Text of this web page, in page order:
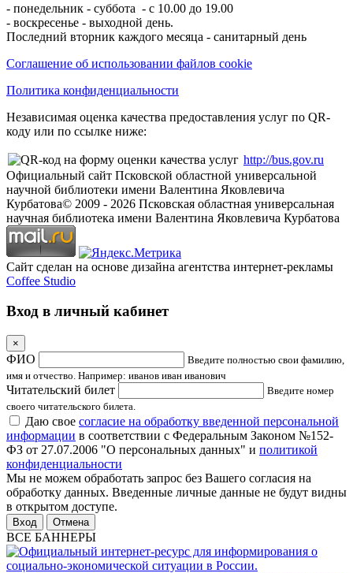
- понедельник - суббота - с 10.00 до 19.00
- воскресенье - выходной день.
Последний вторник каждого месяца - санитарный день
Соглашение об использовании файлов cookie
Политика конфиденциальности
Независимая оценка качества предоставления услуг по QR-
коду или по ссылке ниже:
http://bus.gov.ru
Официальный сайт Псковской областной универсальной
научной библиотеки имени Валентина Яковлевича
Курбатова© 2009 - 2026 Псковская областная универсальная
научная библиотека имени Валентина Яковлевича Курбатова
Сайт сделан на основе дизайна агентства интернет-рекламы
Coffee Studio
Вход в личный кабинет
×
ФИО
Введите полностью свои фамилию,
имя и отчество. Например: иванов иван иванович
Читательский билет
Введите номер
своего читательского билета.
Даю свое согласие на обработку введенной персональной
информации в соответствии с Федеральным Законом №152-
ФЗ от 27.07.2006 "О персональных данных" и политикой
конфиденциальности
Мы не можем обработать запрос без Вашего согласия на
обработку данных. Введенные личные данные не будут видны
в открытом доступе.
Отмена
ВСЕ БАННЕРЫ